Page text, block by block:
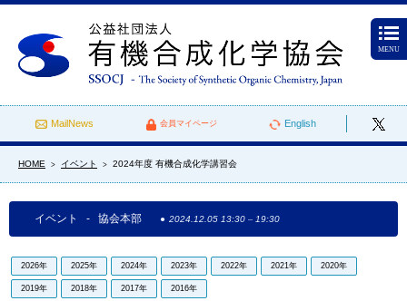
MailNews 会員マイページ English
MENU
HOME > イベント > 2024年度 有機合成化学講習会
イベント - 協会本部 2024.12.05 13:30 – 19:30
2026年 2025年 2024年 2023年 2022年 2021年 2020年
2019年 2018年 2017年 2016年